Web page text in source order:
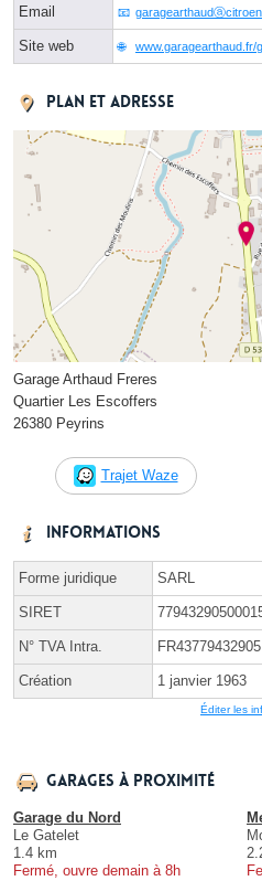
Email
Site web www.garagearthaud.fr/
Plan et adresse
Garage Arthaud Freres
Quartier Les Escoffers
26380 Peyrins
Trajet Waze
Informations
Forme juridique SARL
SIRET
N° TVA Intra. FR43779432905
Création 1 janvier 1963
Éditer les
Garages à proximité
Garage du Nord
Le Gatelet
1.4 km
Fermé, ouvre demain à 8h